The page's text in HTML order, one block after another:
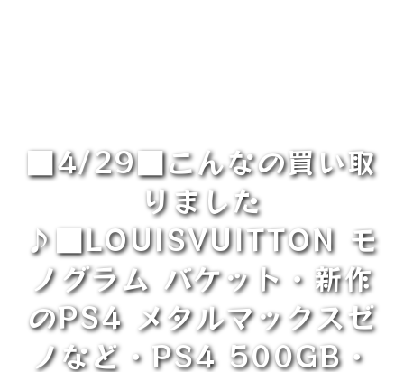
■4/29■こんなの買い取
りました
♪■LOUISVUITTON モ
ノグラム バケット・新作
のPS4 メタルマックスゼ
ノなど・PS4 500GB・